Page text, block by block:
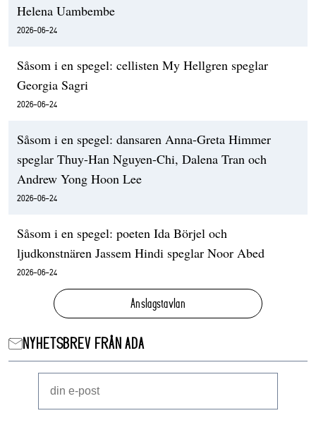
Helena Uambembe
2026-06-24
Såsom i en spegel: cellisten My Hellgren speglar
Georgia Sagri
2026-06-24
Såsom i en spegel: dansaren Anna-Greta Himmer
speglar Thuy-Han Nguyen-Chi, Dalena Tran och
Andrew Yong Hoon Lee
2026-06-24
Såsom i en spegel: poeten Ida Börjel och
ljudkonstnären Jassem Hindi speglar Noor Abed
2026-06-24
Anslagstavlan
NYHETSBREV FRÅN ADA